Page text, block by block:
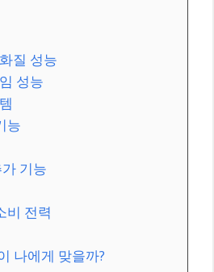
질 성능
성능
능
기능
비 전력
나에게 맞을까?